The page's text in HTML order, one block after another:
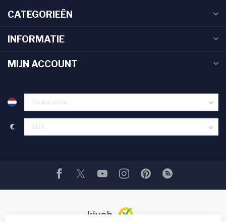
CATEGORIEËN
INFORMATIE
MIJN ACCOUNT
€